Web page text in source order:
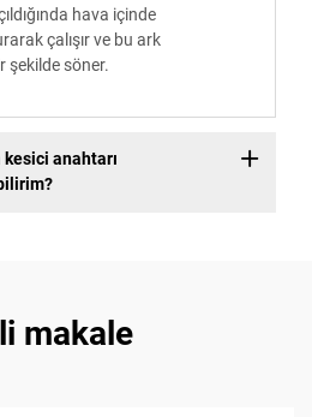
hava içinde
çalışır ve bu ark
şekilde söner.
anahtarı
makale